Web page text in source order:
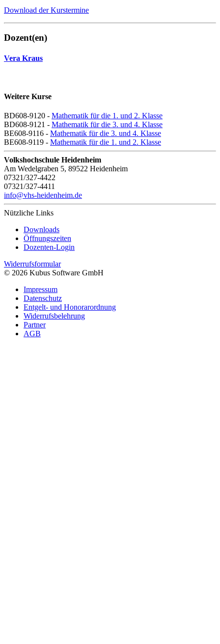
Download der Kurstermine
Dozent(en)
Vera Kraus
Weitere Kurse
BD608-9120 - Mathematik für die 1. und 2. Klasse
BD608-9121 - Mathematik für die 3. und 4. Klasse
BE608-9116 - Mathematik für die 3. und 4. Klasse
BE608-9119 - Mathematik für die 1. und 2. Klasse
Volkshochschule Heidenheim
Am Wedelgraben 5, 89522 Heidenheim
07321/327-4422
07321/327-4411
info@vhs-heidenheim.de
Nützliche Links
Downloads
Öffnungszeiten
Dozenten-Login
Widerrufsformular
© 2026 Kubus Software GmbH
Impressum
Datenschutz
Entgelt- und Honorarordnung
Widerrufsbelehrung
Partner
AGB